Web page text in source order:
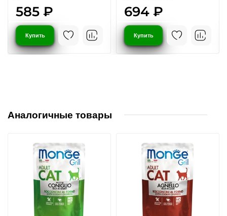
585 ₽
Купить
694 ₽
Купить
Аналогичные товары